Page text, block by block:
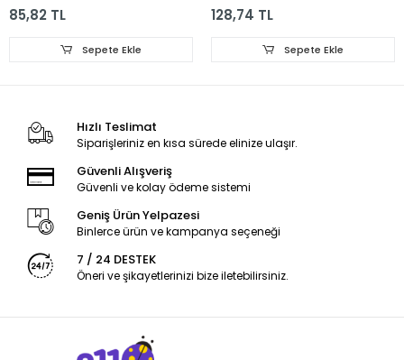
85,82 TL
Sepete Ekle
128,74 TL
Sepete Ekle
Hızlı Teslimat
Siparişleriniz en kısa sürede elinize ulaşır.
Güvenli Alışveriş
Güvenli ve kolay ödeme sistemi
Geniş Ürün Yelpazesi
Binlerce ürün ve kampanya seçeneği
7 / 24 DESTEK
Öneri ve şikayetlerinizi bize iletebilirsiniz.